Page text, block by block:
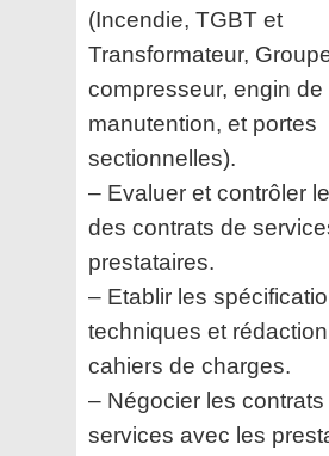
(Incendie, TGBT et
Transformateur,
compresseur, engin de
manutention, et portes
sectionnelles).
– Evaluer et contrôler
des contrats de
prestataires.
– Etablir les
techniques et
cahiers de charges.
– Négocier les contrats
services avec les